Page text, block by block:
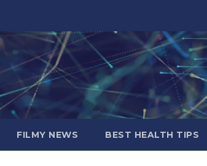
FILMY NEWS BEST HEALTH TIPS